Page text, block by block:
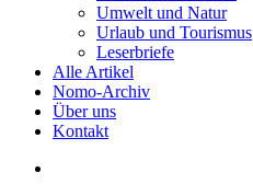
Umwelt und Natur
Urlaub und Tourismus
Leserbriefe
Alle Artikel
Nomo-Archiv
Über uns
Kontakt